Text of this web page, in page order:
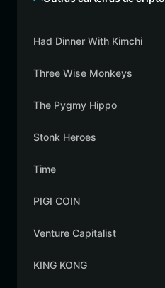
Had Dinner With Kimchi
Three Wise Monkeys
The Pygmy Hippo
Stonk Heroes
Time
PIGI COIN
Venture Capitalist
KING KONG